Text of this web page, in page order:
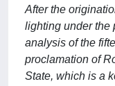
After the
lighting under the
analysis of the
proclamation of
State, which is a